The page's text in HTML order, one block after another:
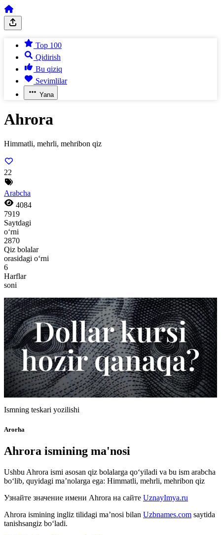
Top 100
Qidirish
Bu qiziq
Sevimlilar
Yana
Ahrora
Himmatli, mehrli, mehribon qiz
22
Arabcha
4084
7919
Saytdagi
o‘rni
2870
Qiz bolalar
orasidagi o‘rni
6
Harflar
soni
Ismning teskari yozilishi
Arorha
Ahrora ismining ma'nosi
Ushbu Ahrora ismi asosan qiz bolalarga qo‘yiladi va bu ism arabcha
bo‘lib, quyidagi ma’nolarga ega: Himmatli, mehrli, mehribon qiz
Узнайте значение имени Ahrora на сайте UznayImya.ru
Ahrora ismining ingliz tilidagi ma’nosi bilan Uzbnames.com saytida
tanishsangiz bo‘ladi.